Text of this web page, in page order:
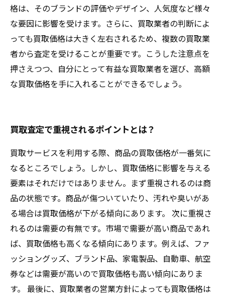
格は、そのブランドの評価やデザイン、人気度など様々
な要因に影響を受けます。さらに、買取業者の判断によ
っても買取価格は大きく左右されるため、複数の買取業
者から査定を受けることが重要です。こうした注意点を
押さえつつ、自分にとって有益な買取業者を選び、高額
な買取価格を手に入れることができるでしょう。
買取査定で重視されるポイントとは？
買取サービスを利用する際、商品の買取価格が一番気に
なるところでしょう。しかし、買取価格に影響を与える
要素はそれだけではありません。まず重視されるのは商
品の状態です。商品が傷ついていたり、汚れや臭いがあ
る場合は買取価格が下がる傾向にあります。 次に重視さ
れるのは需要の有無です。市場で需要が高い商品であれ
ば、買取価格も高くなる傾向にあります。例えば、ファ
ッショングッズ、ブランド品、家電製品、自動車、航空
券などは需要が高いので買取価格も高い傾向にありま
す。 最後に、買取業者の営業方針によっても買取価格は